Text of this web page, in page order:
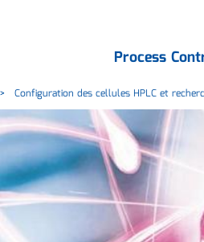
Process
Configuration des cellules HPLC et